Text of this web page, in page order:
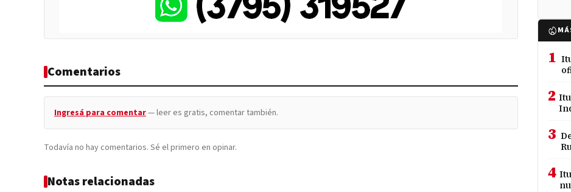
Comentarios
Ingresá para comentar— leer es gratis, comentar también.
Todavía no hay comentarios. Sé el primero en opinar.
Notas relacionadas
1
2
3
4